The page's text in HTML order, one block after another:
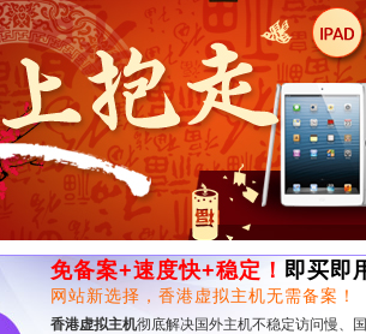
免备案+速度快+稳定！ 即买即
网站新选择，香港虚拟主机无需备案！
香港虚拟主机彻底解决国外主机不稳定访问慢、